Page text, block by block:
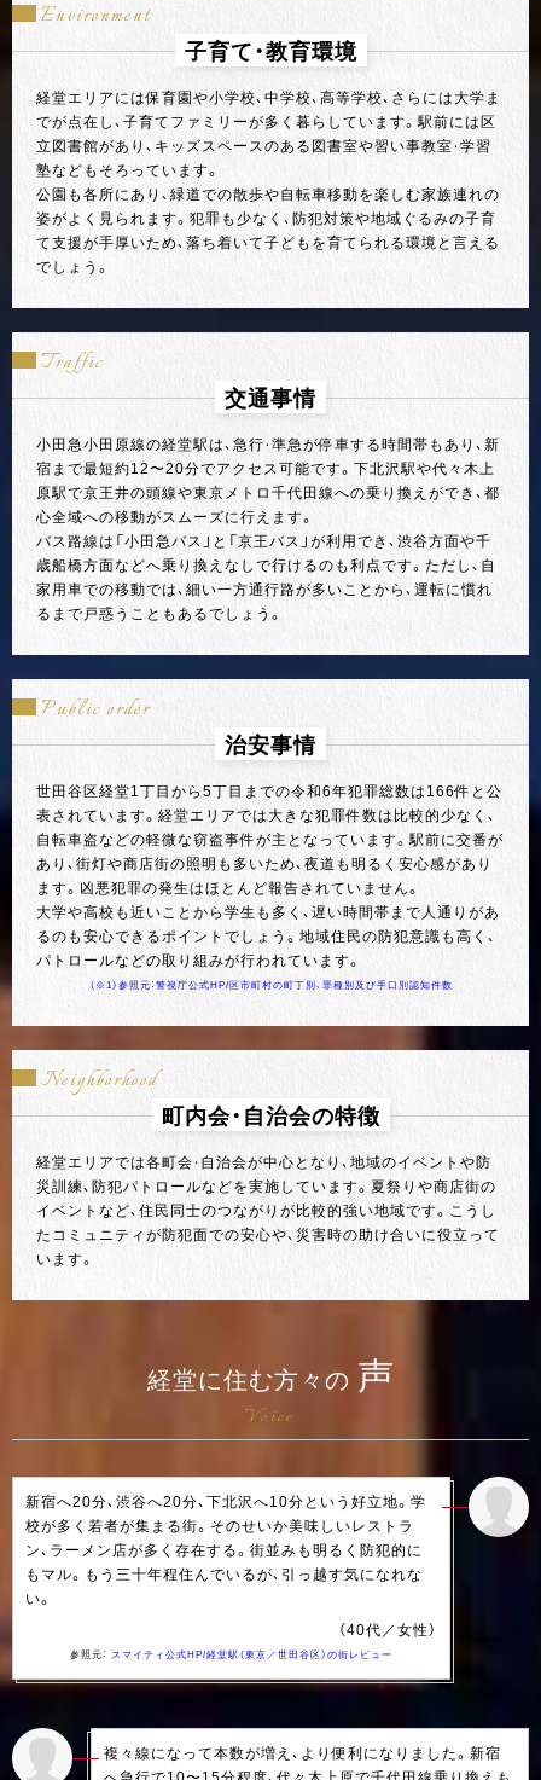
Environment
子育て・教育環境
経堂エリアには保育園や小学校、中学校、高等学校、さらには大学ま
でが点在し、子育てファミリーが多く暮らしています。駅前には区
立図書館があり、キッズスペースのある図書室や習い事教室・学習
塾などもそろっています。
公園も各所にあり、緑道での散歩や自転車移動を楽しむ家族連れの
姿がよく見られます。犯罪も少なく、防犯対策や地域ぐるみの子育
て支援が手厚いため、落ち着いて子どもを育てられる環境と言える
でしょう。
Traffic
交通事情
小田急小田原線の経堂駅は、急行・準急が停車する時間帯もあり、新
宿まで最短約12〜20分でアクセス可能です。下北沢駅や代々木上
原駅で京王井の頭線や東京メトロ千代田線への乗り換えができ、都
心全域への移動がスムーズに行えます。
バス路線は「小田急バス」と「京王バス」が利用でき、渋谷方面や千
歳船橋方面などへ乗り換えなしで行けるのも利点です。ただし、自
家用車での移動では、細い一方通行路が多いことから、運転に慣れ
るまで戸惑うこともあるでしょう。
Public order
治安事情
世田谷区経堂1丁目から5丁目までの令和6年犯罪総数は166件と公
表されています。経堂エリアでは大きな犯罪件数は比較的少なく、
自転車盗などの軽微な窃盗事件が主となっています。駅前に交番が
あり、街灯や商店街の照明も多いため、夜道も明るく安心感があり
ます。凶悪犯罪の発生はほとんど報告されていません。
大学や高校も近いことから学生も多く、遅い時間帯まで人通りがあ
るのも安心できるポイントでしょう。地域住民の防犯意識も高く、
パトロールなどの取り組みが行われています。
（※1）参照元：警視庁公式HP/区市町村の町丁別、罪種別及び手口別認知件数
Neighborhood
町内会・自治会の特徴
経堂エリアでは各町会・自治会が中心となり、地域のイベントや防
災訓練、防犯パトロールなどを実施しています。夏祭りや商店街の
イベントなど、住民同士のつながりが比較的強い地域です。こうし
たコミュニティが防犯面での安心や、災害時の助け合いに役立って
います。
経堂に住む方々の 声
Voice
新宿へ20分、渋谷へ20分、下北沢へ10分という好立地。学
校が多く若者が集まる街。そのせいか美味しいレストラ
ン、ラーメン店が多く存在する。街並みも明るく防犯的に
もマル。もう三十年程住んでいるが、引っ越す気になれな
い。
（40代／女性）
参照元： スマイティ公式HP/経堂駅（東京／世田谷区）の街レビュー
複々線になって本数が増え、より便利になりました。新宿